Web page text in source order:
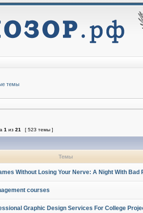
темы
1 из 21 [ 523 темы ]
Темы
Without Losing Your Nerve: A Night With Bad
courses
Graphic Design Services For College